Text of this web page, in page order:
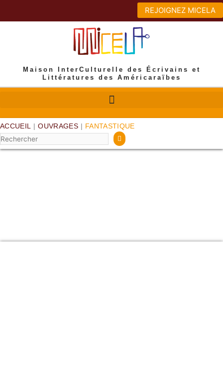
REJOIGNEZ MICELA
Maison InterCulturelle des Écrivains et
Littératures des Américaraïbes
ACCUEIL | OUVRAGES | FANTASTIQUE
Rechercher